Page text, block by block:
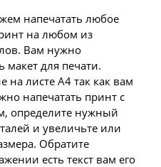
напечатать любое
на любом из
Вам нужно
макет для печати.
на листе А4 так как вам
напечатать принт с
определите нужный
и увеличьте или
Обратите
есть текст вам его